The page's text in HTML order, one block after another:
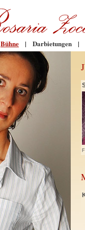
Bühne | Darbietungen |